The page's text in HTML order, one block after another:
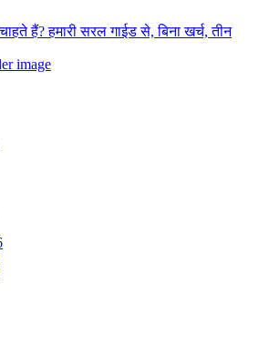
हैं? हमारी सरल गाईड से, बिना खर्च, तीन